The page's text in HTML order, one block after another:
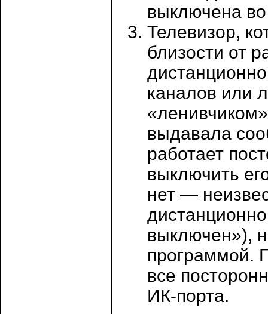
выключена
Телевизор,
близости от
каналов или
выдавала
работает
выключить
нет —
выключен»),
программой.
все
ИК-порта.